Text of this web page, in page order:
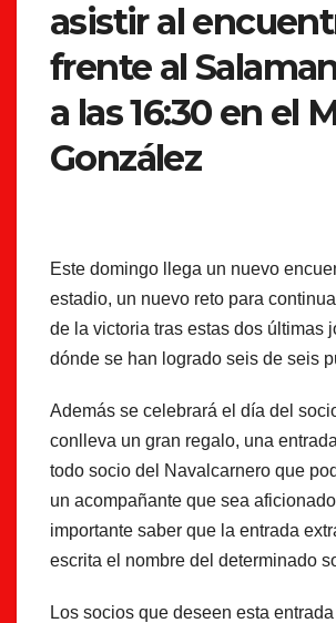
asistir al
frente al
a las 16:30 en el
González
Este domingo llega un nuevo
estadio, un nuevo reto para
de la victoria tras estas dos últimas
dónde se han logrado seis de seis
Además se celebrará el día del
conlleva un gran regalo, una
todo socio del Navalcarnero que
un acompañante que sea
importante saber que la entrada
escrita el nombre del determinado
Los socios que deseen esta